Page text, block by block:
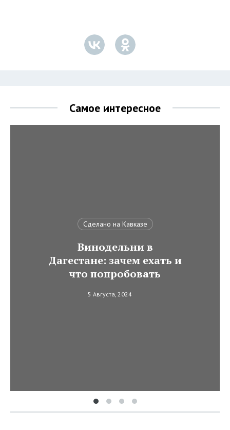
Самое интересное
Сделано на Кавказе
Винодельни в
Дагестане: зачем ехать и
что попробовать
5 Августа, 2024